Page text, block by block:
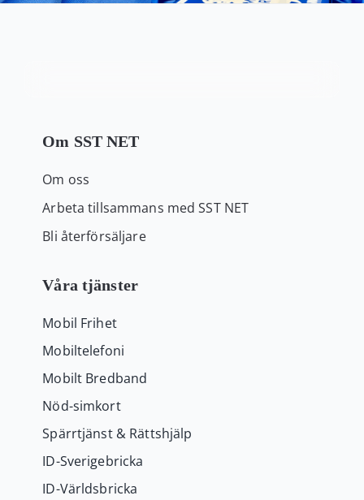
Om SST NET
Om oss
Arbeta tillsammans med SST NET
Bli återförsäljare
Våra tjänster
Mobil Frihet
Mobiltelefoni
Mobilt Bredband
Nöd-simkort
Spärrtjänst & Rättshjälp
ID-Sverigebricka
ID-Världsbricka